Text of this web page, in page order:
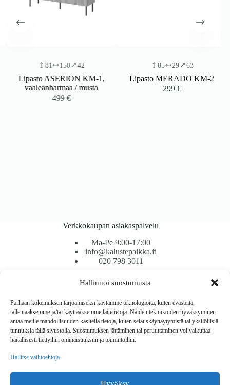
Hallinnoi suostumusta
Parhaan kokemuksen tarjoamiseksi käytämme teknologioita, kuten evästeitä,
tallentaaksemme ja/tai käyttääksemme laitetietoja. Näiden tekniikoiden hyväksyminen
antaa meille mahdollisuuden käsitellä tietoja, kuten selauskäyttäytymistä tai yksilöllisiä
tunnuksia tällä sivustolla. Suostumuksen jättäminen tai peruuttaminen voi vaikuttaa
haitallisesti tiettyihin ominaisuuksiin ja toimintoihin.
Hallitse vaihtoehtoja
Hyväksy
81 150 42
Lipasto ASERION KM-1,
vaaleanharmaa / musta
499€
85 29 63
Lipasto MERADO KM-2
299€
Verkkokaupan asiakaspalvelu
Ma-Pe 9:00-17:00
info@kalustepaikka.fi
020 798 3011
Tavarantoimitus / Maksutavat
Toimitustavat
Maksutavat
Vaihto ja palautus
Reklamaatiot